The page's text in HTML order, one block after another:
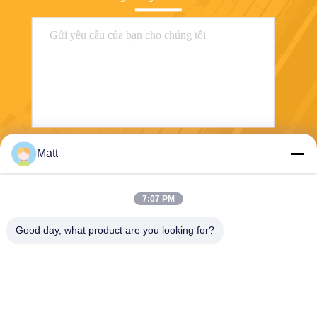
Matt
7:07 PM
Good day, what product are you looking for?